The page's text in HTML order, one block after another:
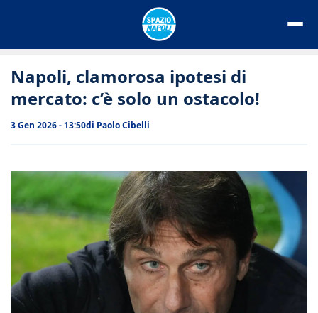
Napoli, clamorosa ipotesi di
mercato: c’è solo un ostacolo!
3 Gen 2026 - 13:50di Paolo Cibelli